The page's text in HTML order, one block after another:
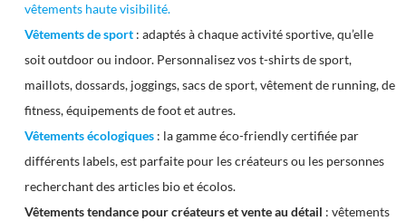
vêtements haute visibilité.
Vêtements de sport: adaptés à chaque activité sportive, qu’elle
soit outdoor ou indoor. Personnalisez vos t-shirts de sport,
maillots, dossards, joggings, sacs de sport, vêtement de running, de
fitness, équipements de foot et autres.
Vêtements écologiques: la gamme éco-friendly certifiée par
différents labels, est parfaite pour les créateurs ou les personnes
recherchant des articles bio et écolos.
Vêtements tendance pour créateurs et vente au détail : vêtements